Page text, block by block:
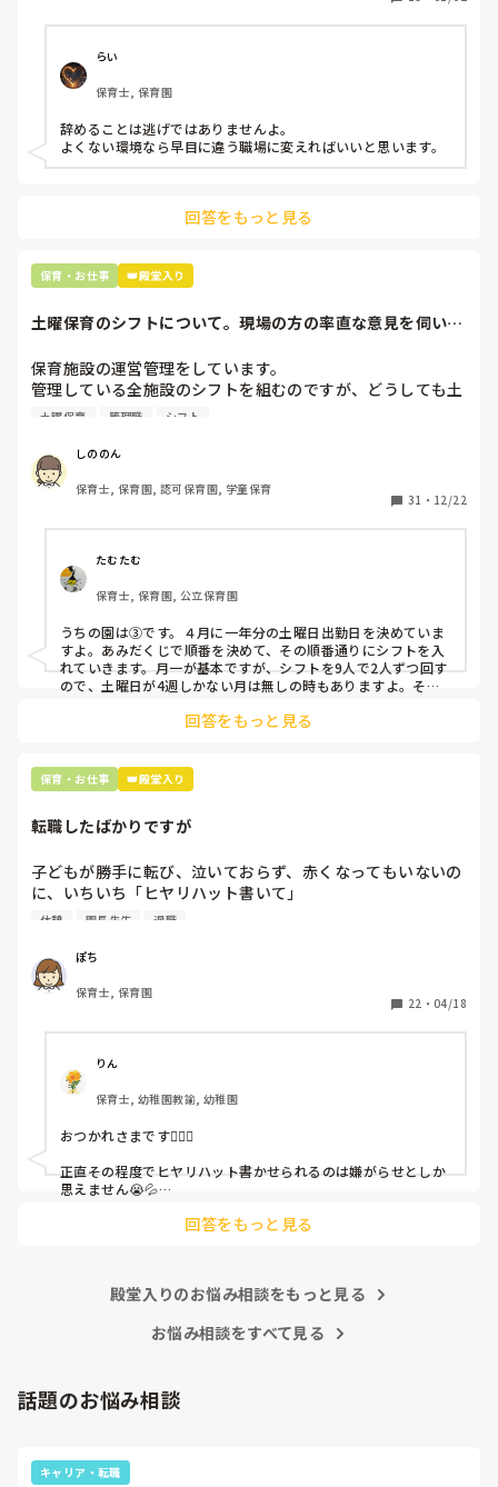
今で言う不適切保育も
仕方ないよね
もう何も言わずに
子どもの言いなりになればいいんだね
などいう意見で…
上の先生に相談することは難しそうです。
最後の職場にしようと思っていましたが
辞めることは逃げ、と、過去辞めた人も何年も言われ続けて
います
らい
保育士, 保育園
辞めることは逃げではありませんよ。
よくない環境なら早目に違う職場に変えればいいと思います。
回答をもっと見る
保育・お仕事 👑殿堂入り
土曜保育のシフトについて。現場の方の率直な意見を伺いた
保育施設の運営管理をしています。
管理している全施設のシフトを組むのですが、どうしても土
曜保育だけは入れる方が少なく、いつも苦労しています。
て入職しているはずですが、いざ勤務が始まると一日も土曜
出勤が出来ない方ばかりです。
①土曜日の希望休は2日まで、と制限をかける
②毎月、必ず土曜保育に入ることのできる日を1日だけピッ
クアップしてもらう
③仮シフトが出た時、土曜出勤が難しければ自身で代わりの
人を交渉して見つけてもらう
上記のいずれかの対策を取り入れることを考えています。
土曜保育 管理職 シフト
しののん
保育士, 保育園, 認可保育園, 学童保育
31 ・ 12/22
たむたむ
保育士, 保育園, 公立保育園
うちの園は③です。４月に一年分の土曜日出勤日を決めていま
すよ。あみだくじで順番を決めて、その順番通りにシフトを入
れていきます。月一が基本ですが、シフトを9人で2人ずつ回す
ので、土曜日が4週しかない月は無しの時もありますよ。その
て貰い、主任に報告してます。
回答をもっと見る
保育・お仕事 👑殿堂入り
転職したばかりですが
子どもが勝手に転び、泣いておらず、赤くなってもいないの
に、いちいち「ヒヤリハット書いて」
と書かされ
（そう言う本人は書かない）
しかも、上司に↑この内容でも
ちゃんと考えて対策を練って書き込むようにと。
呼ばれて一緒に対策を考えさせられること多数
これだけで30〜40分拘束されて辛いです
皆さんの園はどうですか?
休憩 園長先生 退職
ぽち
保育士, 保育園
22 ・ 04/18
りん
保育士, 幼稚園教諭, 幼稚園
おつかれさまです🙇🏻‍♀️
正直その程度でヒヤリハット書かせられるのは嫌がらせとしか
思えません😭💦
回答をもっと見る
殿堂入りのお悩み相談をもっと見る
お悩み相談をすべて見る
話題のお悩み相談
キャリア・転職